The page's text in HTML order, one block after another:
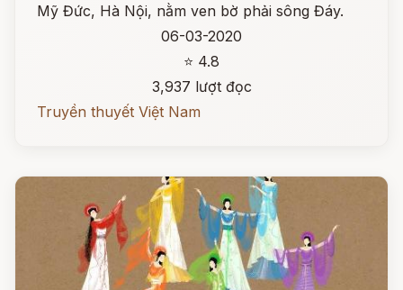
Mỹ Đức, Hà Nội, nằm ven bờ phải sông Đáy.
06-03-2020
⭐ 4.8
3,937 lượt đọc
Truyền thuyết Việt Nam